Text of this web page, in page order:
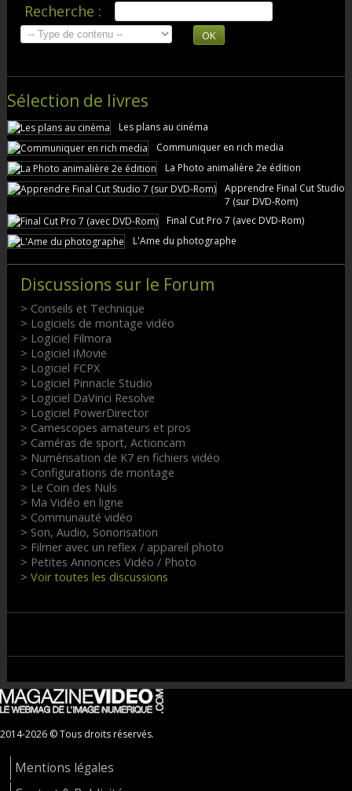
Recherche :
OK
Sélection de livres
Les plans au cinéma
Communiquer en rich media
La Photo animalière 2e édition
Apprendre Final Cut Studio
7 (sur DVD-Rom)
Final Cut Pro 7 (avec DVD-Rom)
L'Ame du photographe
Discussions sur le Forum
> Conseils et Technique
> Logiciels de montage vidéo
> Logiciel Filmora
> Logiciel iMovie
> Logiciel FCPX
> Logiciel Pinnacle Studio
> Logiciel DaVinci Resolve
> Logiciel PowerDirector
> Camescopes amateurs et pros
> Caméras de sport, Actioncam
> Numérisation de K7 en fichiers vidéo
> Configurations de montage
> Le Coin des Nuls
> Ma Vidéo en ligne
> Communauté vidéo
> Son, Audio, Sonorisation
> Filmer avec un reflex / appareil photo
> Petites Annonces Vidéo / Photo
> Voir toutes les discussions
2014-2026 © Tous droits réservés.
Mentions légales